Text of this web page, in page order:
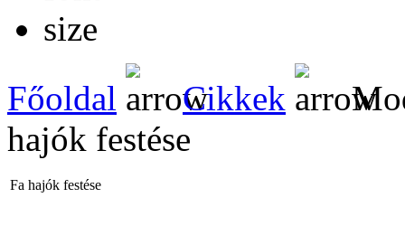
Főoldal Cikkek
hajók festése
Fa hajók festése